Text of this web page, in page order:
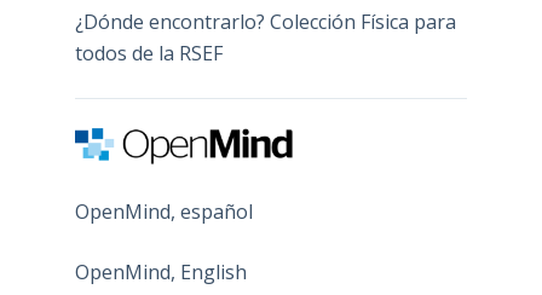
¿Dónde encontrarlo? Colección Física para
todos de la RSEF
OpenMind, español
OpenMind, English